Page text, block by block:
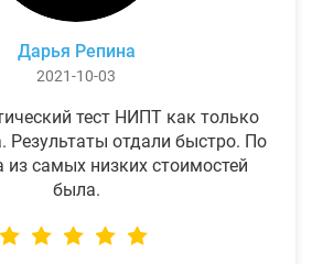
Дарья Репина
2021-10-03
тест НИПТ как только
Результаты отдали быстро. По
из самых низких стоимостей
была.